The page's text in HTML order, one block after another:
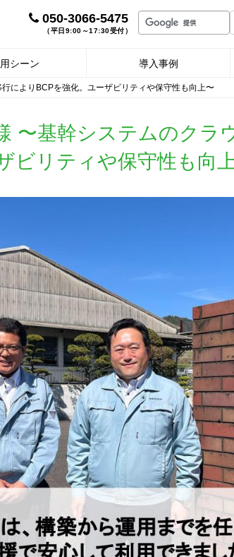
050-3066-5475
（平日9:00～17:30受付）
シーン 導入事例
によりBCPを強化。ユーザビリティや保守性も向上〜
〜基幹システムのクラ
ビリティや保守性も向